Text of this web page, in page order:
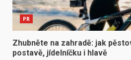
PR
Zhubněte na zahradě: jak
postavě, jídelníčku i hlavě